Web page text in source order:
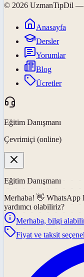
© 2026 UzmanTipDil —
Anasayfa
Dersler
Yorumlar
Blog
Ücretler
Eğitim Danışmanı
Çevrimiçi (online)
Eğitim Danışmanı
Merhaba! 👋 WhatsApp
yardımcı olabiliriz?
Merhaba, bilgi
Fiyat ve taksit